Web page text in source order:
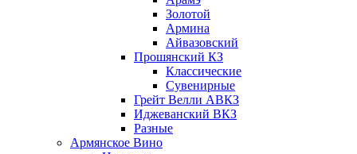
Золотой
Армина
Айвазовский
Прошянский КЗ
Классические
Сувенирные
Грейт Велли АВКЗ
Иджеванский ВКЗ
Разные
Армянское Вино